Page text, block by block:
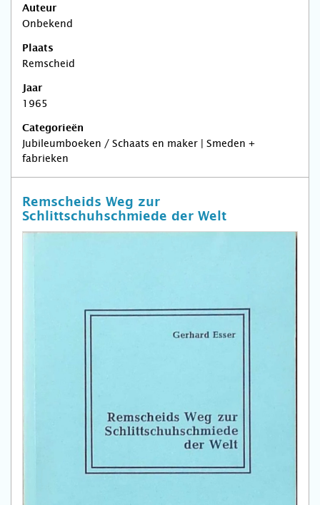
Auteur
Onbekend
Plaats
Remscheid
Jaar
1965
Categorieën
Jubileumboeken / Schaats en maker | Smeden +
fabrieken
Remscheids Weg zur
Schlittschuhschmiede der Welt